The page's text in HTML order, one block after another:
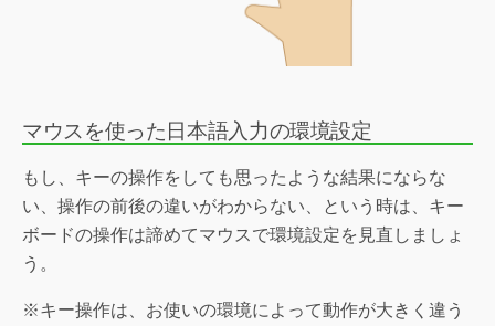
マウスを使った日本語入力の環境設定
もし、キーの操作をしても思ったような結果にならな
い、操作の前後の違いがわからない、という時は、キー
ボードの操作は諦めてマウスで環境設定を見直しましょ
う。
※キー操作は、お使いの環境によって動作が大きく違う